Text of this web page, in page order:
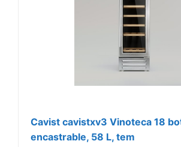
Cavist cavistxv3 Vinoteca 18
encastrable, 58 L, tem